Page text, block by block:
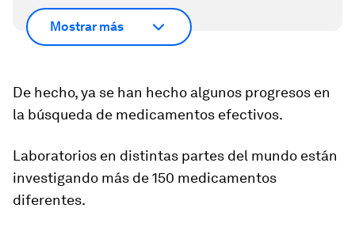
Mostrar más
De hecho, ya se han hecho algunos progresos en
la búsqueda de medicamentos efectivos.
Laboratorios en distintas partes del mundo están
investigando más de 150 medicamentos
diferentes.